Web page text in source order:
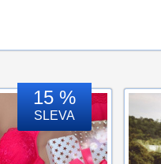
15 %
SLEVA